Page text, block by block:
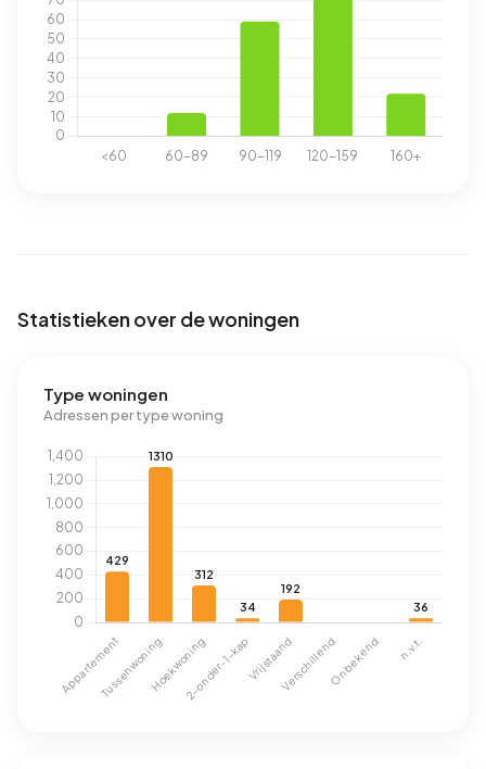
Statistieken over de woningen
Type woningen
Adressen per type woning